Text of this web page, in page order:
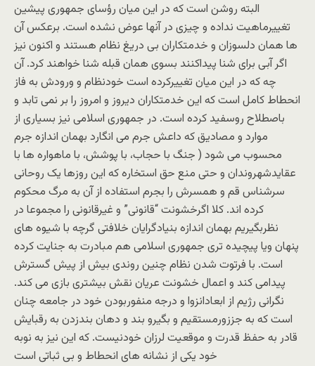
البته روشن است که در این میان رؤسای جمهوری پیشین
تغییرماهیت نداده و چیزی در آنها عوض نشده است. برعکس آن
ها همان دلسوزان و خدمتکاران بی دریغ نظام هستند و اکنون نیز
اگر آبی برای شنا پیداکنند بسوی همان قبله شنا خواهند کرد. آن
چه که در این میان تغییرکرده است خودنظام و ورودش به فاز
انحطاط کامل است که این خدمتکاران دیروز و امروز را بر نمی تابد و
باصطلاح روسفید کرده است. در جمهوری اسلامی نیز بسیاری از
موارد و مصادیق که داعش جرم می انگارد بهمان اندازه جرم
محسوب می شود ( جنگ با حجاب، با پوشش، با ماهواره ها با
عقایدشهروندان و حتی منع حق استخاره که این روزها یک روحانی
سرشناس قم و همسرش را بجرم استفاده از آن به مرگ محکوم
کرده اند. کلا اگرخشونت “قانونی” و غیرقانونی را مجموعا در
نظربگیریم بهمان اندازه بنیادگرایان خلافتی گرچه با شیوه های
پنهان ویا پیچیده تری جمهوری اسلامی هم مبادرت به جنایت کرده
است. با فرتوت شدن نظام چنین روندی بیش از پیش گسترش
پیدامی کند و اعمال خشونت عریان نقش بیشتری بازی می کند.
نگرانی رژیم از ابعادانزوا و درجه منفوربودن خود در جامعه چنان
است که به جززورمستقیم و بگیرو بند و دهان بندزدن به رقبایش
قادر به حفظ قدرت و موقعیت لرزان خودنیست. که این نیز به نوبه
خود یکی از نشانه های انحطاط و بی ثباتی است